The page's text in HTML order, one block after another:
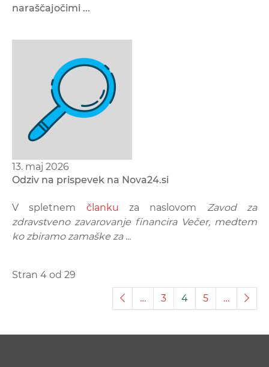
naraščajočimi ...
13. maj 2026
Odziv na prispevek na Nova24.si
V spletnem članku za naslovom Zavod za
zdravstveno zavarovanje financira Večer, medtem
ko zbiramo zamaške za ...
Stran 4 od 29
… 3 4 5 …